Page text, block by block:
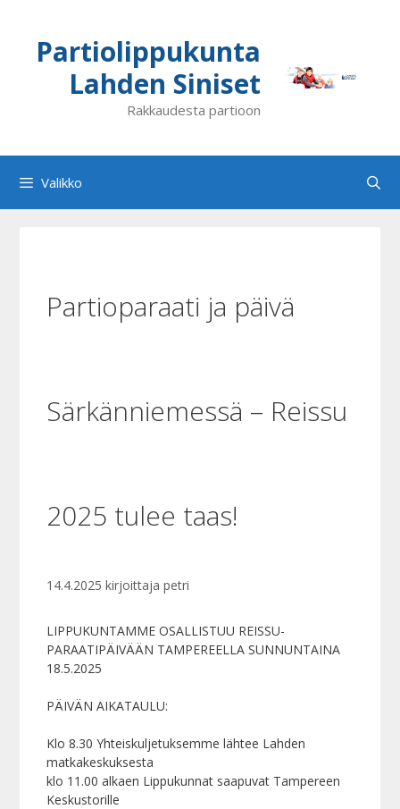
Partiolippukunta
Lahden Siniset
Rakkaudesta partioon
Valikko
Partioparaati ja päivä
Särkänniemessä – Reissu
2025 tulee taas!
14.4.2025 kirjoittajapetri
LIPPUKUNTAMME OSALLISTUU REISSU-
PARAATIPÄIVÄÄN TAMPEREELLA SUNNUNTAINA
18.5.2025
PÄIVÄN AIKATAULU:
Klo 8.30 Yhteiskuljetuksemme lähtee Lahden
matkakeskuksesta
klo 11.00 alkaen Lippukunnat saapuvat Tampereen
Keskustorille